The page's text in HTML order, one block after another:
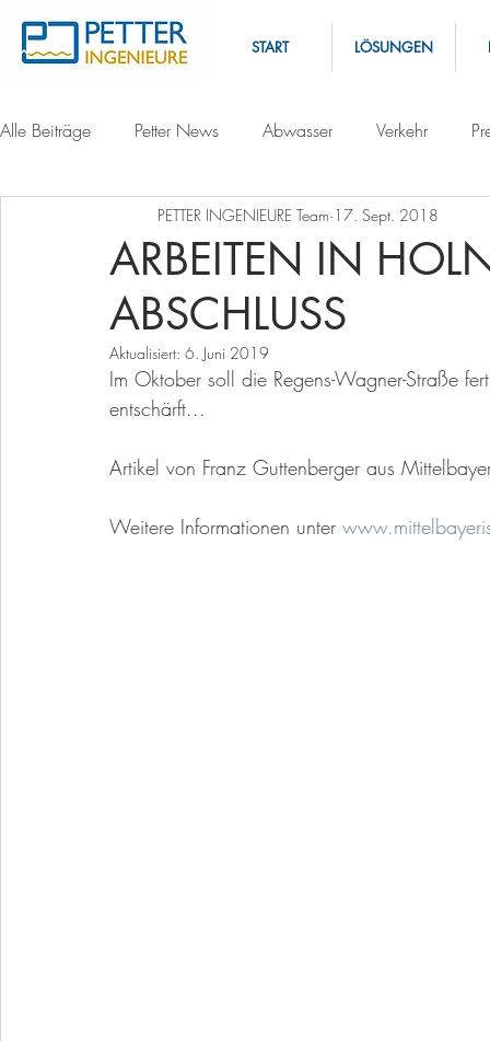
START LÖSUNGEN
Alle Beiträge Petter News Abwasser Verkehr
ARBEITEN IN
ABSCHLUSS
PETTER INGENIEURE Team 17. Sept. 2018
Aktualisiert: 6. Juni 2019
Im Oktober soll die Regens-Wagner-Straße
entschärft...
Artikel von Franz Guttenberger aus
Weitere Informationen unter